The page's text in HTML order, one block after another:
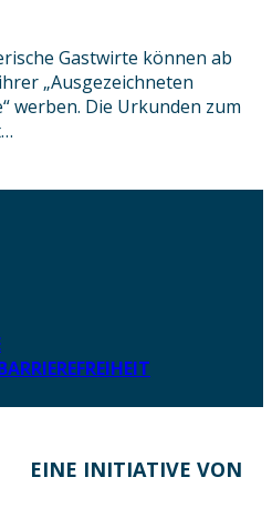
Gastwirte können ab
„Ausgezeichneten
werben. Die Urkunden zum
EINE INITIATIVE VON